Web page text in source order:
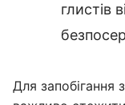
глистів
Для запобігання